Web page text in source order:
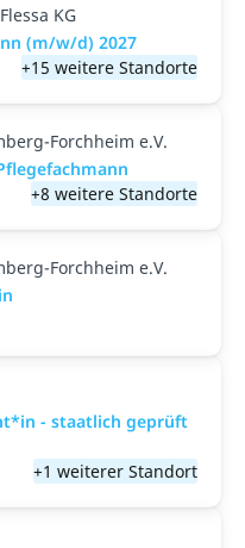
KG
(m/w/d) 2027
+15 weitere Standorte
Forchheim e.V.
+8 weitere Standorte
Forchheim e.V.
- staatlich geprüft
+1 weiterer Standort